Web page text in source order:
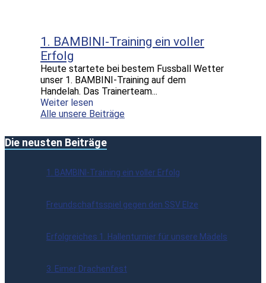
1. BAMBINI-Training ein voller
Erfolg
Heute startete bei bestem Fussball Wetter
unser 1. BAMBINI-Training auf dem
Handelah. Das Trainerteam...
Weiter lesen
Alle unsere Beiträge
Die neusten Beiträge
1. BAMBINI-Training ein voller Erfolg
Freundschaftsspiel gegen den SSV Elze
Erfolgreiches 1. Hallenturnier für unsere Mädels
3. Eimer Drachenfest